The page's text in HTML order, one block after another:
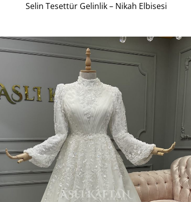
Selin Tesettür Gelinlik – Nikah Elbisesi